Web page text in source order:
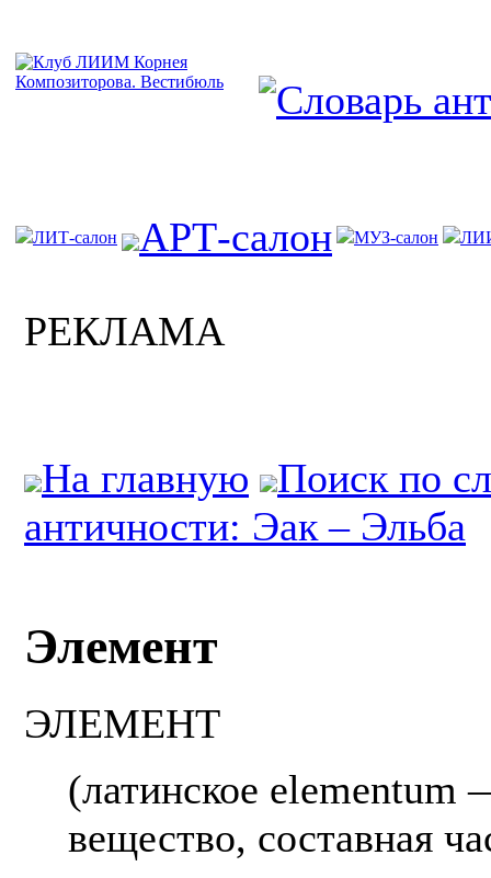
ЛИТ-салон АРТ-салон МУЗ-салон
РЕКЛАМА
На главную
Поиск по
античности: Эак – Эльба
Элемент
ЭЛЕМЕНТ
(латинское elementum
вещество, составная